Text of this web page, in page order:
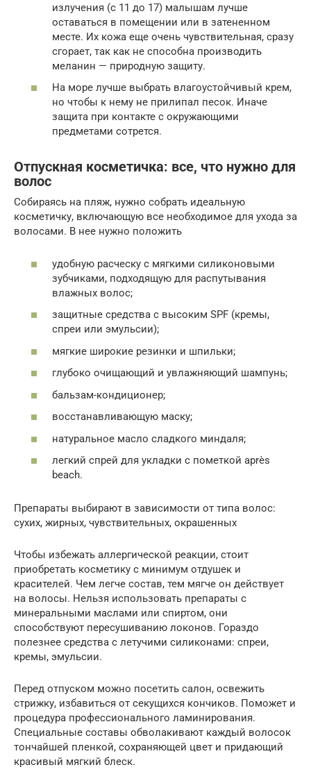
излучения (с 11 до 17) малышам лучше
оставаться в помещении или в затененном
месте. Их кожа еще очень чувствительная, сразу
сгорает, так как не способна производить
меланин — природную защиту.
На море лучше выбрать влагоустойчивый крем,
но чтобы к нему не прилипал песок. Иначе
защита при контакте с окружающими
предметами сотрется.
Отпускная косметичка: все, что нужно для
волос
Собираясь на пляж, нужно собрать идеальную
косметичку, включающую все необходимое для ухода за
волосами. В нее нужно положить
удобную расческу с мягкими силиконовыми
зубчиками, подходящую для распутывания
влажных волос;
защитные средства с высоким SPF (кремы,
спреи или эмульсии);
мягкие широкие резинки и шпильки;
глубоко очищающий и увлажняющий шампунь;
бальзам-кондиционер;
восстанавливающую маску;
натуральное масло сладкого миндаля;
легкий спрей для укладки с пометкой après
beach.
Препараты выбирают в зависимости от типа волос:
сухих, жирных, чувствительных, окрашенных
Чтобы избежать аллергической реакции, стоит
приобретать косметику с минимум отдушек и
красителей. Чем легче состав, тем мягче он действует
на волосы. Нельзя использовать препараты с
минеральными маслами или спиртом, они
способствуют пересушиванию локонов. Гораздо
полезнее средства с летучими силиконами: спреи,
кремы, эмульсии.
Перед отпуском можно посетить салон, освежить
стрижку, избавиться от секущихся кончиков. Поможет и
процедура профессионального ламинирования.
Специальные составы обволакивают каждый волосок
тончайшей пленкой, сохраняющей цвет и придающий
красивый мягкий блеск.